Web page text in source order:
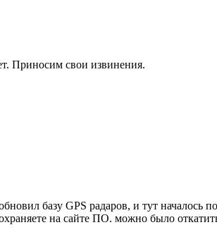
Приносим свои извинения.
базу GPS радаров, и тут началось
на сайте ПО. можно было